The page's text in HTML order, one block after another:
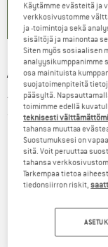
ALTRA -
Juoksukengät
(0)
Käytämme evästeitä ja
verkkosivustomme
ja -toimintoja sekä
sisältöjä ja mainontaa
Siten myös sosiaalisen
analyysikumppanimme
osa mainituista
suojatoimenpiteitä
pääsyltä.
toimimme edellä
teknisesti
tahansa muuttaa
Suostumuksesi on
sitä. Voit peruuttaa
tahansa
Tarkempaa tietoa
tiedonsiirron riskit,